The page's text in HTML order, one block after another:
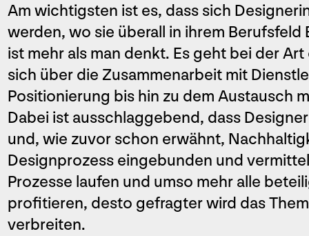
Am wichtigsten ist es, dass sich
werden, wo sie überall in ihrem Berufsfeld
ist mehr als man denkt. Es geht bei der
sich über die Zusammenarbeit mit
Positionierung bis hin zu dem Austausch
Dabei ist ausschlaggebend, dass
und, wie zuvor schon erwähnt,
Designprozess eingebunden und
Prozesse laufen und umso mehr alle
profitieren, desto gefragter wird das
verbreiten.